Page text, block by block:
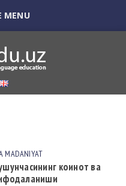
MENU
MАDАNIYAT
коинот ва